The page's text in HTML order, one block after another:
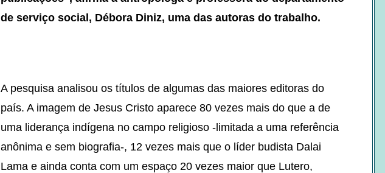
de serviço social, Débora Diniz, uma das autoras do trabalho.
A pesquisa analisou os títulos de algumas das maiores editoras do
país. A imagem de Jesus Cristo aparece 80 vezes mais do que a de
uma liderança indígena no campo religioso -limitada a uma referência
anônima e sem biografia-, 12 vezes mais que o líder budista Dalai
Lama e ainda conta com um espaço 20 vezes maior que Lutero,